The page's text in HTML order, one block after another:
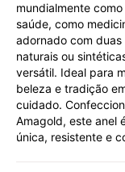
mundialmente
saúde, como
adornado com
naturais ou
versátil. Ideal para
beleza e tradição
cuidado.
Amagold, este anel
única, resistente e